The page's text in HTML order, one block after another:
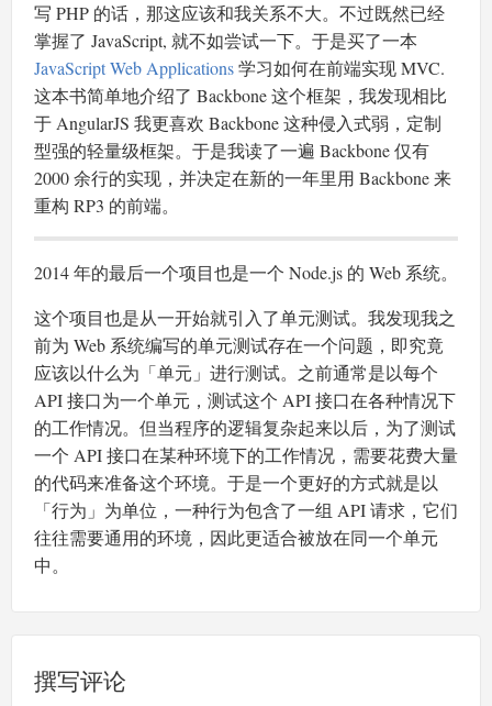
写 PHP 的话，那这应该和我关系不大。不过既然已经
掌握了 JavaScript, 就不如尝试一下。于是买了一本
JavaScript Web Applications学习如何在前端实现 MVC.
这本书简单地介绍了 Backbone 这个框架，我发现相比
于 AngularJS 我更喜欢 Backbone 这种侵入式弱，定制
型强的轻量级框架。于是我读了一遍 Backbone 仅有
2000 余行的实现，并决定在新的一年里用 Backbone 来
重构 RP3 的前端。
2014 年的最后一个项目也是一个 Node.js 的 Web 系统。
这个项目也是从一开始就引入了单元测试。我发现我之
前为 Web 系统编写的单元测试存在一个问题，即究竟
应该以什么为「单元」进行测试。之前通常是以每个
API 接口为一个单元，测试这个 API 接口在各种情况下
的工作情况。但当程序的逻辑复杂起来以后，为了测试
一个 API 接口在某种环境下的工作情况，需要花费大量
的代码来准备这个环境。于是一个更好的方式就是以
「行为」为单位，一种行为包含了一组 API 请求，它们
往往需要通用的环境，因此更适合被放在同一个单元
中。
撰写评论